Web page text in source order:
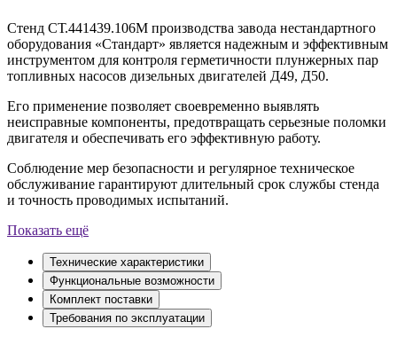
Стенд СТ.441439.106М производства завода нестандартного
оборудования «Стандарт» является надежным и эффективным
инструментом для контроля герметичности плунжерных пар
топливных насосов дизельных двигателей Д49, Д50.
Его применение позволяет своевременно выявлять
неисправные компоненты, предотвращать серьезные поломки
двигателя и обеспечивать его эффективную работу.
Соблюдение мер безопасности и регулярное техническое
обслуживание гарантируют длительный срок службы стенда
и точность проводимых испытаний.
Показать ещё
Технические характеристики
Функциональные возможности
Комплект поставки
Требования по эксплуатации